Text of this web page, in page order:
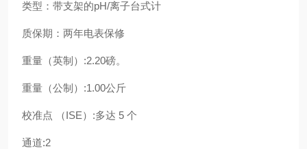
类型：带支架的pH/离子台式计
质保期：两年电表保修
重量（英制） :2.20磅。
重量（公制） :1.00公斤
校准点 （ISE）:多达 5 个
通道:2